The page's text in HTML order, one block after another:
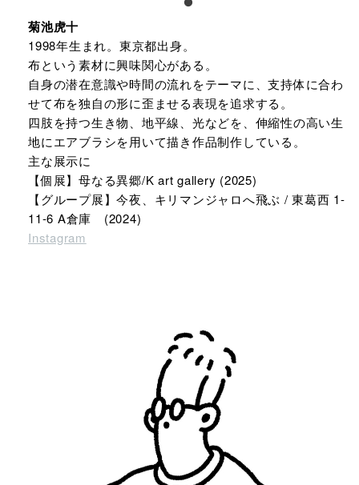
菊池虎十
1998年生まれ。東京都出身。
布という素材に興味関心がある。
自身の潜在意識や時間の流れをテーマに、支持体に合わ
せて布を独自の形に歪ませる表現を追求する。
四肢を持つ生き物、地平線、光などを、伸縮性の高い生
地にエアブラシを用いて描き作品制作している。
主な展示に
【個展】母なる異郷/K art gallery (2025)
【グループ展】今夜、キリマンジャロへ飛ぶ / 東葛西 1-
11-6 A倉庫 (2024)
Instagram